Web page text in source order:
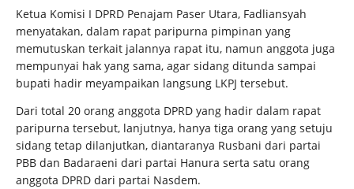
Ketua Komisi I DPRD Penajam Paser Utara, Fadliansyah
menyatakan, dalam rapat paripurna pimpinan yang
memutuskan terkait jalannya rapat itu, namun anggota juga
mempunyai hak yang sama, agar sidang ditunda sampai
bupati hadir meyampaikan langsung LKPJ tersebut.
Dari total 20 orang anggota DPRD yang hadir dalam rapat
paripurna tersebut, lanjutnya, hanya tiga orang yang setuju
sidang tetap dilanjutkan, diantaranya Rusbani dari partai
PBB dan Badaraeni dari partai Hanura serta satu orang
anggota DPRD dari partai Nasdem.